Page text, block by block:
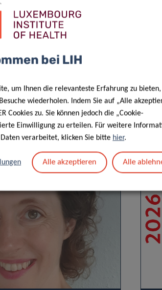
im Rahmen der Organisation von
bei LIH
um Ihnen die relevanteste Erfahrung zu
wiederholen. Indem Sie auf „Alle
Cookies zu. Sie können jedoch die „Cookie-
Einwilligung zu erteilen. Für weitere
verarbeitet, klicken Sie bitte hier.
Alle akzeptieren Alle